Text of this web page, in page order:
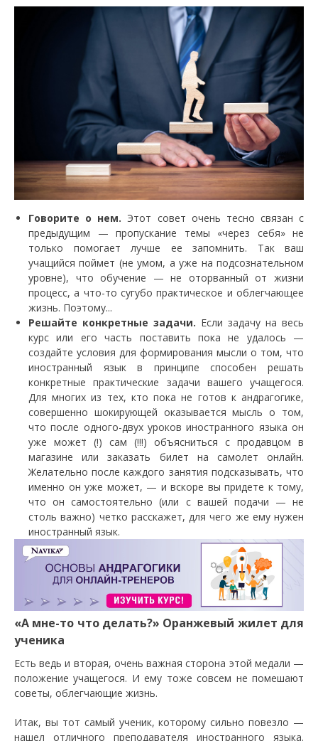
Говорите о нем. Этот совет очень тесно связан с
предыдущим — пропускание темы «через себя» не
только помогает лучше ее запомнить. Так ваш
учащийся поймет (не умом, а уже на подсознательном
уровне), что обучение — не оторванный от жизни
процесс, а что-то сугубо практическое и облегчающее
жизнь. Поэтому...
Решайте конкретные задачи. Если задачу на весь
курс или его часть поставить пока не удалось —
создайте условия для формирования мысли о том, что
иностранный язык в принципе способен решать
конкретные практические задачи вашего учащегося.
Для многих из тех, кто пока не готов к андрагогике,
совершенно шокирующей оказывается мысль о том,
что после одного-двух уроков иностранного языка он
уже может (!) сам (!!!) объясниться с продавцом в
магазине или заказать билет на самолет онлайн.
Желательно после каждого занятия подсказывать, что
именно он уже может, — и вскоре вы придете к тому,
что он самостоятельно (или с вашей подачи — не
столь важно) четко расскажет, для чего же ему нужен
иностранный язык.
«А мне-то что делать?» Оранжевый жилет для
ученика
Есть ведь и вторая, очень важная сторона этой медали —
положение учащегося. И ему тоже совсем не помешают
советы, облегчающие жизнь.
Итак, вы тот самый ученик, которому сильно повезло —
нашел отличного преподавателя иностранного языка.